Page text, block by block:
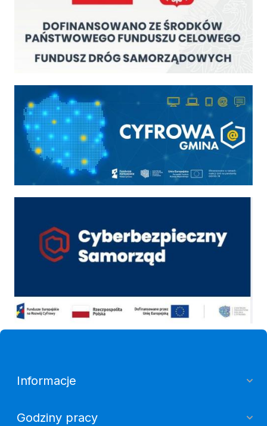
Cyfrowa gmina
Informacje
Godziny pracy